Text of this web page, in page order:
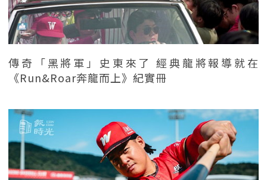
傳奇「黑將軍」史東來了 經典龍將報導就在
《Run&Roar奔龍而上》紀實冊